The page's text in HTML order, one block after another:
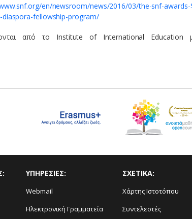
en/newsroom/news/2016/03/the-snf-
fellowship-program/
από το Institute of International
ΥΠΗΡΕΣΙΕΣ:
Webmail
Ηλεκτρονική Γραμματεία
ΣΧΕΤΙΚΑ:
Χάρτης Ιστοτόπου
Συντελεστές